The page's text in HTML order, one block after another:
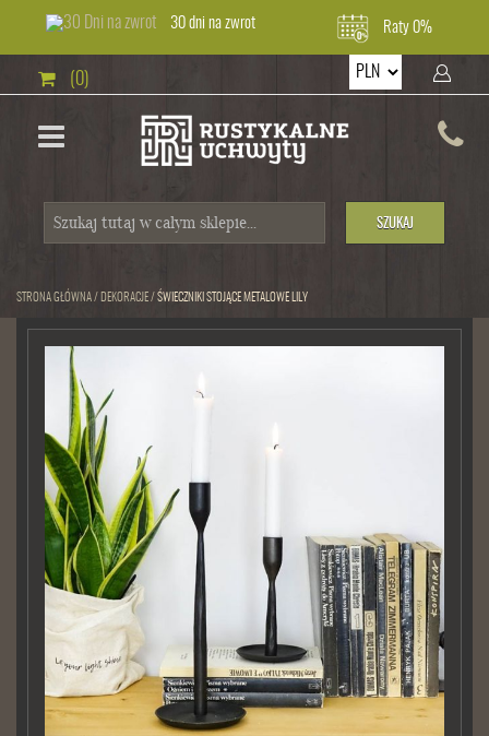
30 dni na zwrot Raty 0%
(0)
SZUKAJ
STRONA GŁÓWNA/ DEKORACJE/ ŚWIECZNIKI STOJĄCE METALOWE LILY